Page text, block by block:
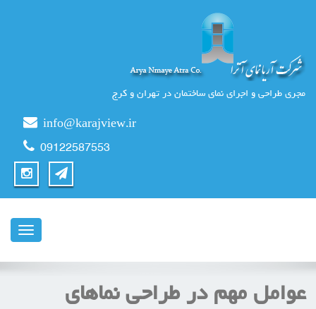
مجری طراحی و اجرای نمای ساختمان در تهران و کرج
info@karajview.ir
09122587553
ناوبری
عوامل مهم در طراحی نماهای